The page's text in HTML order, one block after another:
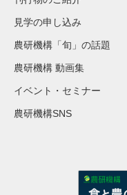
見学の申し込み
農研機構「旬」の話題
農研機構 動画集
イベント・セミナー
農研機構SNS